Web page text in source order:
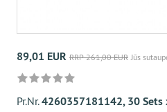
89,01 EUR RRP 261,00 EUR Jūs
Pr.Nr.4260357181142, 30